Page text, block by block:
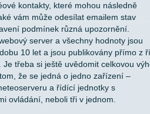
kontakty, které mohou následně
vám může odesílat emailem stav
podmínek různá upozornění.
server a všechny hodnoty jsou
10 let a jsou publikovány přímo z
. Je třeba si ještě uvědomit celkovou
že se jedná o jedno zařízení –
a řídící jednotky s
ovládání, neboli tři v jednom.